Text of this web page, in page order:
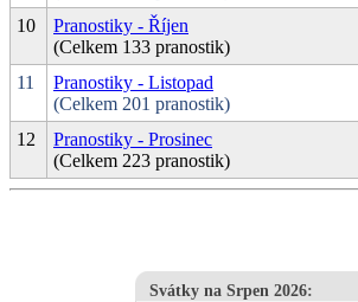
10
Pranostiky - Říjen
(Celkem 133 pranostik)
11
Pranostiky - Listopad
(Celkem 201 pranostik)
12
Pranostiky - Prosinec
(Celkem 223 pranostik)
Svátky na Srpen 2026: